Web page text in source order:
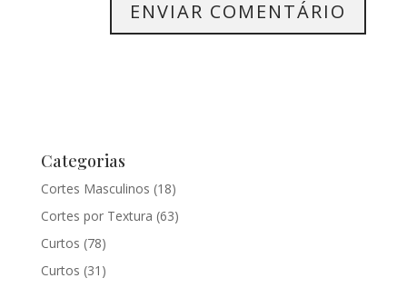
Categorias
Cortes Masculinos (18)
Cortes por Textura (63)
Curtos (78)
Curtos (31)